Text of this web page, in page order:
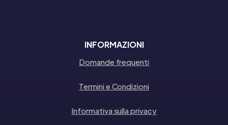
INFORMAZIONI
Domande frequenti
Termini e Condizioni
Informativa sulla privacy